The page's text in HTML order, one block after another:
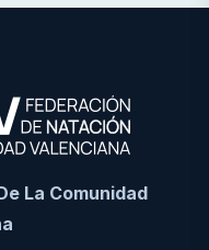
La Comunidad